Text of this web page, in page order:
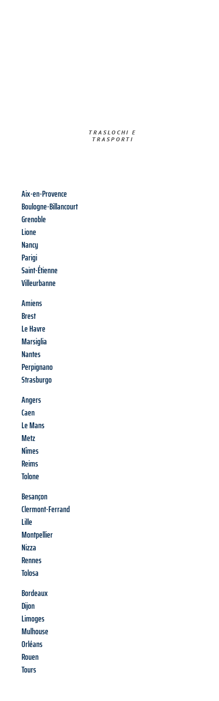
TRASLOCHI E
TRASPORTI​
Aix-en-Provence
Boulogne-Billancourt
Grenoble
Lione
Nancy
Parigi
Saint-Étienne
Villeurbanne
Amiens
Brest
Le Havre
Marsiglia
Nantes
Perpignano
Strasburgo
Angers
Caen
Le Mans
Metz
Nîmes
Reims
Tolone
Besançon
Clermont-Ferrand
Lille
Montpellier
Nizza
Rennes
Tolosa
Bordeaux
Dijon
Limoges
Mulhouse
Orléans
Rouen
Tours